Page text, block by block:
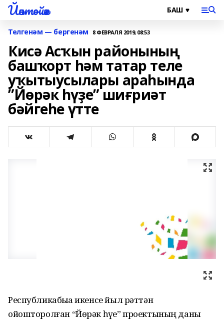
Йәнтөйәк
Телгенәм — бергенәм 8 ФЕВРАЛЯ 2019, 08:53
Кисә Асҡын районының
башҡорт һәм татар теле
уҡытыусылары араһында
”Йөрәк һүҙе” шиғриәт
бәйгеһе үтте
Республикабыҙҙа икенсе йыл рәттән
ойошторолған “Йөрәк һүҙе” проектының даны